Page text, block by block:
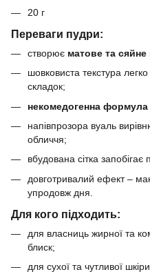
20 г
Переваги пудри:
створює матове та сяйне
шовковиста текстура
складок;
некомедогенна формула
напівпрозора вуаль
обличчя;
вбудована сітка запобігає
довготривалий ефект –
упродовж дня.
Для кого підходить:
для власниць жирної та
блиск;
для сухої та чутливої